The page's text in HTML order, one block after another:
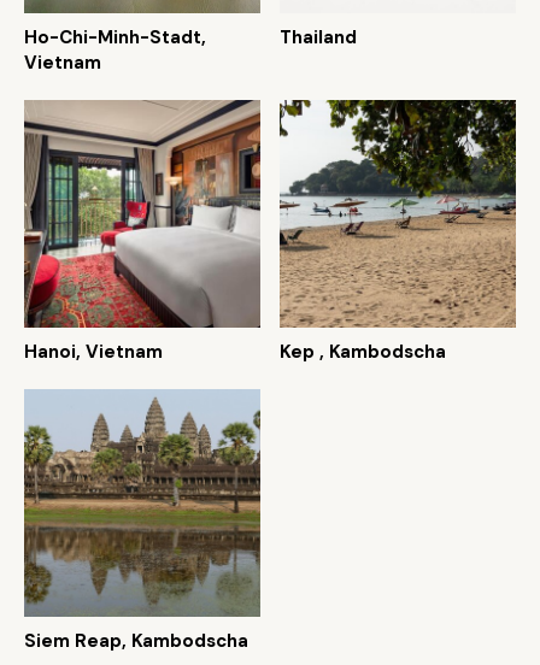
Ho-Chi-Minh-Stadt,
Vietnam
Thailand
Hanoi, Vietnam Kep , Kambodscha
Siem Reap, Kambodscha